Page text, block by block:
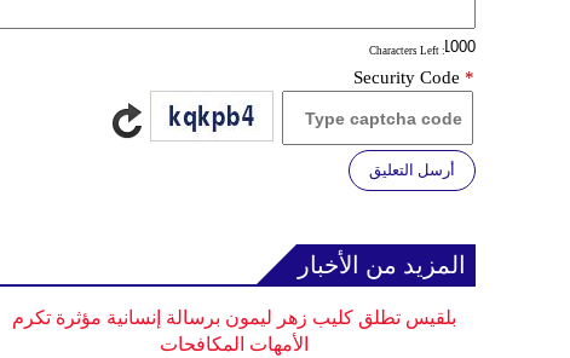
: Characters Left
Security Code *
أرسل التعليق
المزيد من الأخبار
بلقيس تطلق كليب زهر ليمون برسالة إنسانية مؤثرة تكرم
الأمهات المكافحات